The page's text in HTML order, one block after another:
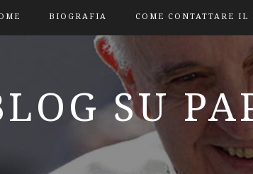
BIOGRAFIA COME CONTATTARE IL
SU